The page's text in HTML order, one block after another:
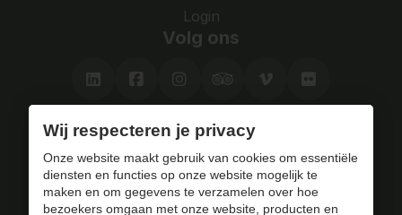
Login
Volg ons
Bezoek het fort
met of zonder gids.
Wij respecteren je privacy
Onze website maakt gebruik van cookies om essentiële
diensten en functies op onze website mogelijk te
maken en om gegevens te verzamelen over hoe
bezoekers omgaan met onze website, producten en